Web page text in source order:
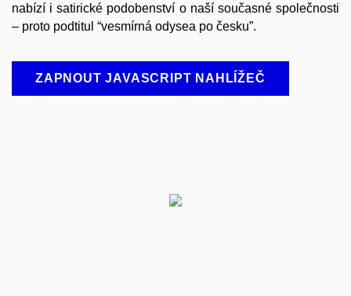
nabízí i satirické podobenství o naší současné společnosti
– proto podtitul “vesmírná odysea po česku”.
ZAPNOUT JAVASCRIPT NAHLÍŽEČ